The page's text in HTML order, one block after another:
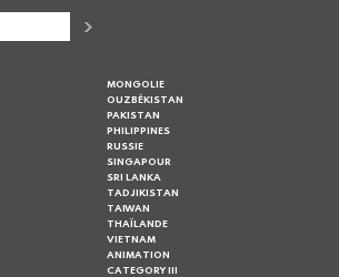
MONGOLIE
OUZBÉKISTAN
PAKISTAN
PHILIPPINES
RUSSIE
SINGAPOUR
SRI LANKA
TADJIKISTAN
TAIWAN
THAÏLANDE
VIETNAM
ANIMATION
CATEGORY III